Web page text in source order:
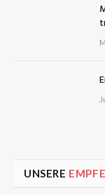
UNSERE